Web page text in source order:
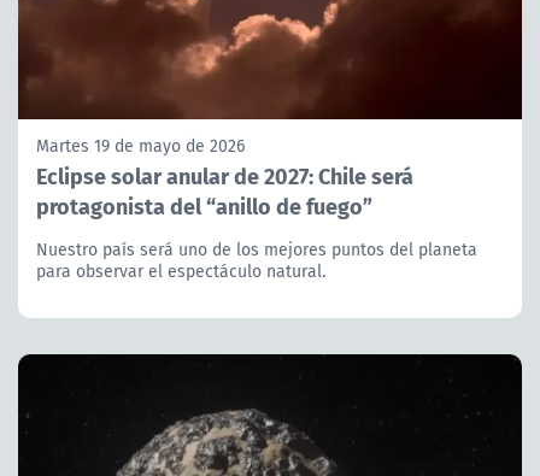
Martes 19 de mayo de 2026
Eclipse solar anular de 2027: Chile será
protagonista del “anillo de fuego”
Nuestro país será uno de los mejores puntos del planeta
para observar el espectáculo natural.